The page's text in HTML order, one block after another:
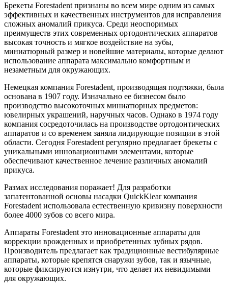
Брекеты Forestadent признаны во всем мире одним из самых
эффективных и качественных инструментов для исправления
сложных аномалий прикуса. Среди неоспоримых
преимуществ этих современных ортодонтических аппаратов
высокая точность и мягкое воздействие на зубы,
миниатюрный размер и новейшие материалы, которые делают
использование аппарата максимально комфортным и
незаметным для окружающих.
Немецкая компания Forestadent, производящая подтяжки, была
основана в 1907 году. Изначально ее бизнесом было
производство высокоточных миниатюрных предметов:
ювелирных украшений, наручных часов. Однако в 1974 году
компания сосредоточилась на производстве ортодонтических
аппаратов и со временем заняла лидирующие позиции в этой
области. Сегодня Forestadent регулярно предлагает брекеты с
уникальными инновационными элементами, которые
обеспечивают качественное лечение различных аномалий
прикуса.
Размах исследования поражает! Для разработки
запатентованной основы насадки QuickKlear компания
Forestadent использовала естественную кривизну поверхности
более 4000 зубов со всего мира.
Аппараты Forestadent это инновационные аппараты для
коррекции врожденных и приобретенных зубных рядов.
Производитель предлагает как традиционные вестибулярные
аппараты, которые крепятся снаружи зубов, так и язычные,
которые фиксируются изнутри, что делает их невидимыми
для окружающих.